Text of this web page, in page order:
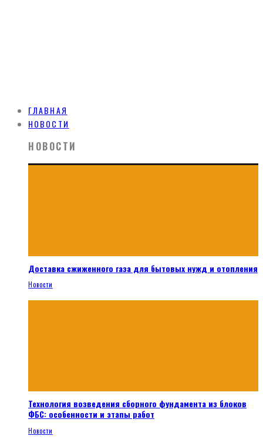
ГЛАВНАЯ
НОВОСТИ
НОВОСТИ
Доставка сжиженного газа для бытовых нужд и отопления
Новости
Технология возведения сборного фундамента из блоков
ФБС: особенности и этапы работ
Новости